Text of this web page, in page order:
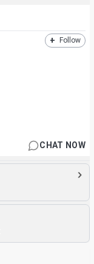
+ Follow
CHAT NOW